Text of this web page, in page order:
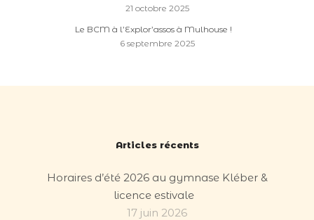
21 octobre 2025
Le BCM à l’Explor’assos à Mulhouse !
6 septembre 2025
Articles récents
Horaires d’été 2026 au gymnase Kléber &
licence estivale
17 juin 2026